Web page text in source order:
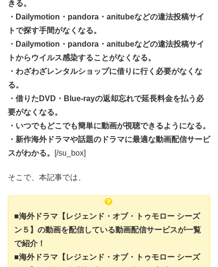
きる。
・Dailymotion・pandora・anitubeなどの違法投稿サイ
トで探す手間がなくなる。
・Dailymotion・pandora・anitubeなどの違法投稿サイ
トからウイルス感染することがなくなる。
・わざわざレンタルショップに借りに行く必要がなくな
る。
・借りたDVD・Blue-rayの返却忘れで延長料金を払う必
要がなくなる。
・いつでもどこでも簡単に動画が視聴できるようになる。
・新作海外ドラマや話題のドラマに最適な動画配信サービ
スがわかる。
[/su_box]
そこで、本記事では、
■海外ドラマ【レジェンド・オブ・トゥモロー シーズ
ン５】の動画を配信している動画配信サービスが一覧
で紹介！
■海外ドラマ【レジェンド・オブ・トゥモロー シーズ